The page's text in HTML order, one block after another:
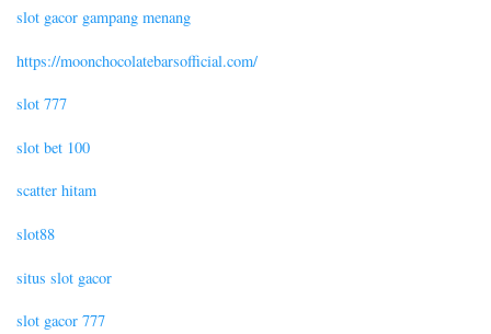
slot gacor gampang menang
https://moonchocolatebarsofficial.com/
slot 777
slot bet 100
scatter hitam
slot88
situs slot gacor
slot gacor 777